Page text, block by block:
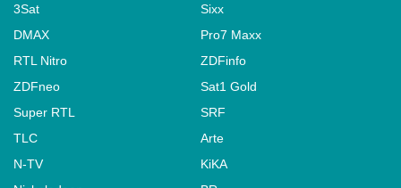
3Sat
Sixx
DMAX
Pro7 Maxx
RTL Nitro
ZDFinfo
ZDFneo
Sat1 Gold
Super RTL
SRF
TLC
Arte
N-TV
KiKA